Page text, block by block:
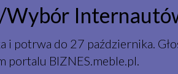
potrwa do 27 października.
portalu BIZNES.meble.pl.